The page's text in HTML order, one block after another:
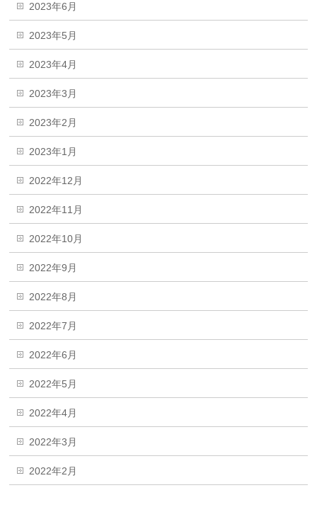
2023年6月
2023年5月
2023年4月
2023年3月
2023年2月
2023年1月
2022年12月
2022年11月
2022年10月
2022年9月
2022年8月
2022年7月
2022年6月
2022年5月
2022年4月
2022年3月
2022年2月